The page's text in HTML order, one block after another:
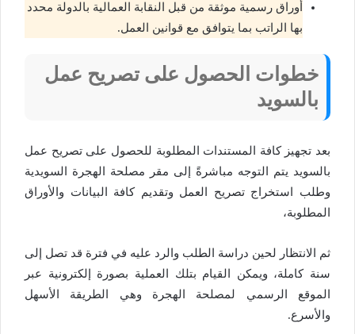
أوراق رسمية موثقة من قبل النقابة العمالية بالدولة محدد
بها الراتب بما يتوافق مع قوانين العمل.
خطوات الحصول على تصريح عمل
بالسويد
بعد تجهيز كافة المستندات المطلوبة للحصول على تصريح عمل
بالسويد يتم التوجه مباشرةً إلى مقر مصلحة الهجرة السويدية
وطلب استخراج تصريح العمل وتقديم كافة البيانات والأوراق
المطلوبة،
ثم الانتظار لحين دراسة الطلب والرد عليه في فترة قد تصل إلى
سنة كاملة، ويمكن القيام بتلك العملية بصورة إلكترونية عبر
الموقع الرسمي لمصلحة الهجرة وهي الطريقة الأسهل
والأسرع.